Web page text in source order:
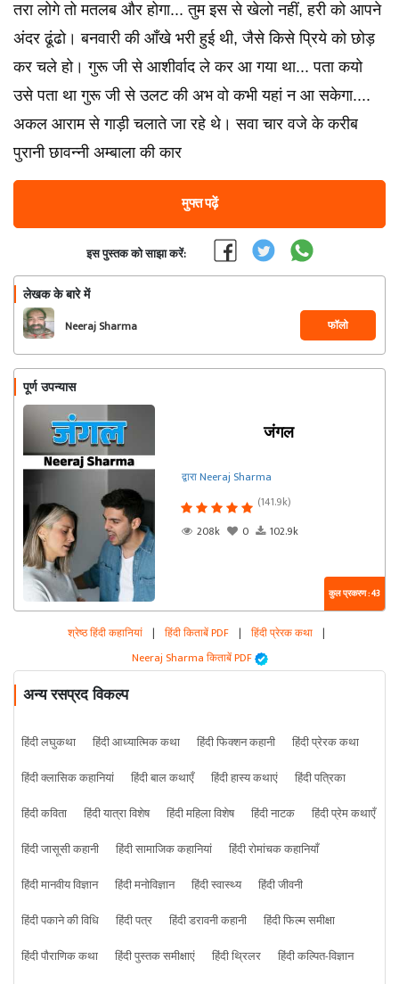
तरा लोगे तो मतलब और होगा... तुम इस से खेलो नहीं, हरी को आपने
अंदर ढूंढो। बनवारी की आँखे भरी हुई थी, जैसे किसे प्रिये को छोड़
कर चले हो। गुरू जी से आशीर्वाद ले कर आ गया था... पता कयो
उसे पता था गुरू जी से उलट की अभ वो कभी यहां न आ सकेगा....
अकल आराम से गाड़ी चलाते जा रहे थे। सवा चार वजे के करीब
पुरानी छावन्नी अम्बाला की कार
मुफ्त पढ़ें
इस पुस्तक को साझा करें:
लेखक के बारे में
Neeraj Sharma फॉलो
पूर्ण उपन्यास
जंगल
द्वारा Neeraj Sharma
(141.9k)
208k
0 102.9k
कुल प्रकरण : 43
श्रेष्ठ हिंदी कहानियां | हिंदी किताबें PDF | हिंदी प्रेरक कथा |
Neeraj Sharma किताबें PDF
अन्य रसप्रद विकल्प
हिंदी लघुकथा हिंदी आध्यात्मिक कथा हिंदी फिक्शन कहानी
हिंदी प्रेरक कथा
हिंदी क्लासिक कहानियां
हिंदी बाल कथाएँ हिंदी हास्य कथाएं
हिंदी पत्रिका
हिंदी कविता
हिंदी यात्रा विशेष हिंदी महिला विशेष हिंदी नाटक
हिंदी प्रेम कथाएँ
हिंदी जासूसी कहानी
हिंदी सामाजिक कहानियां
हिंदी रोमांचक कहानियाँ
हिंदी मानवीय विज्ञान
हिंदी मनोविज्ञान हिंदी स्वास्थ्य
हिंदी जीवनी
हिंदी पकाने की विधि
हिंदी पत्र हिंदी डरावनी कहानी
हिंदी फिल्म समीक्षा
हिंदी पौराणिक कथा
हिंदी पुस्तक समीक्षाएं हिंदी थ्रिलर
हिंदी कल्पित-विज्ञान